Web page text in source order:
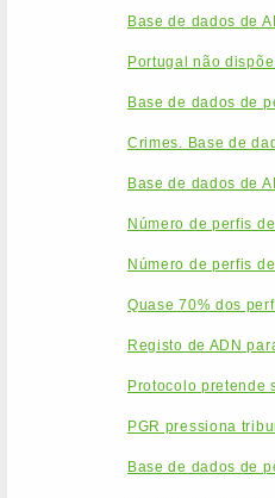
Base de dados de
Portugal não
Base de dados de
Crimes. Base de
Base de dados de
Número de perfis
Número de perfis
Quase 70% dos
Registo de ADN
Protocolo pretende
PGR pressiona
Base de dados de